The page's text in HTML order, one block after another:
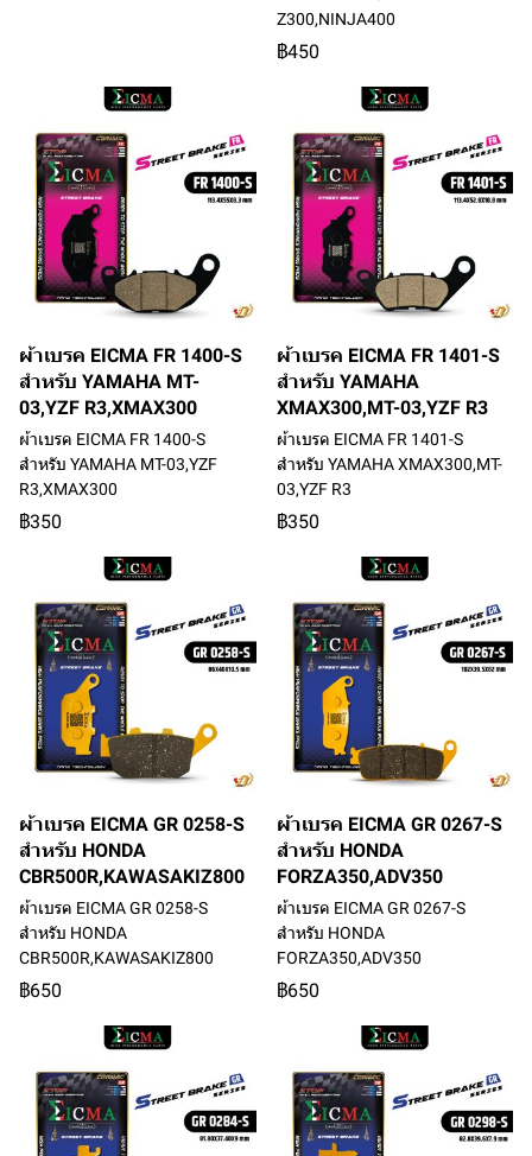
Z300,NINJA400
฿450
ผ้าเบรค EICMA FR 1400-S
สำหรับ YAMAHA MT-
03,YZF R3,XMAX300
ผ้าเบรค EICMA FR 1400-S
สำหรับ YAMAHA MT-03,YZF
R3,XMAX300
฿350
ผ้าเบรค EICMA FR 1401-S
สำหรับ YAMAHA
XMAX300,MT-03,YZF R3
ผ้าเบรค EICMA FR 1401-S
สำหรับ YAMAHA XMAX300,MT-
03,YZF R3
฿350
ผ้าเบรค EICMA GR 0258-S
สำหรับ HONDA
CBR500R,KAWASAKIZ800
ผ้าเบรค EICMA GR 0258-S
สำหรับ HONDA
CBR500R,KAWASAKIZ800
฿650
ผ้าเบรค EICMA GR 0267-S
สำหรับ HONDA
FORZA350,ADV350
ผ้าเบรค EICMA GR 0267-S
สำหรับ HONDA
FORZA350,ADV350
฿650